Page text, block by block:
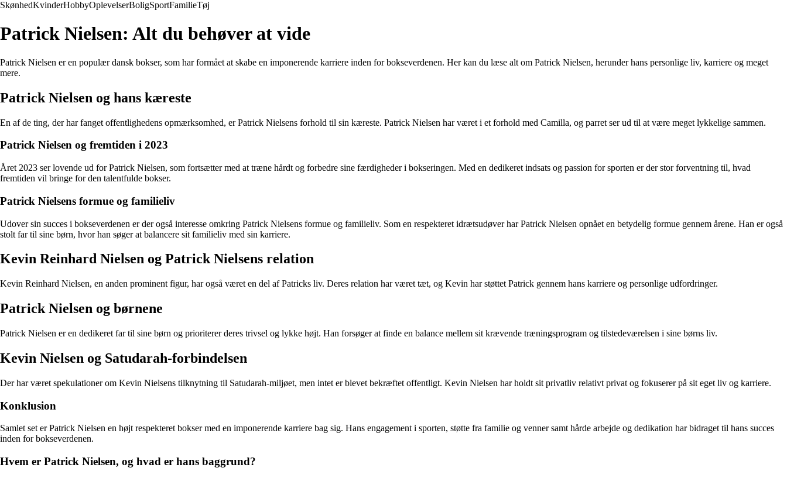
SkønhedKvinderHobbyOplevelserBoligSportFamilieTøj
Patrick Nielsen: Alt du behøver at vide
Patrick Nielsen er en populær dansk bokser, som har formået at skabe en imponerende karriere inden for bokseverdenen. Her kan du læse alt om Patrick Nielsen, herunder hans personlige liv, karriere og meget
mere.
Patrick Nielsen og hans kæreste
En af de ting, der har fanget offentlighedens opmærksomhed, er Patrick Nielsens forhold til sin kæreste. Patrick Nielsen har været i et forhold med Camilla, og parret ser ud til at være meget lykkelige sammen.
Patrick Nielsen og fremtiden i 2023
Året 2023 ser lovende ud for Patrick Nielsen, som fortsætter med at træne hårdt og forbedre sine færdigheder i bokseringen. Med en dedikeret indsats og passion for sporten er der stor forventning til, hvad
fremtiden vil bringe for den talentfulde bokser.
Patrick Nielsens formue og familieliv
Udover sin succes i bokseverdenen er der også interesse omkring Patrick Nielsens formue og familieliv. Som en respekteret idrætsudøver har Patrick Nielsen opnået en betydelig formue gennem årene. Han er også
stolt far til sine børn, hvor han søger at balancere sit familieliv med sin karriere.
Kevin Reinhard Nielsen og Patrick Nielsens relation
Kevin Reinhard Nielsen, en anden prominent figur, har også været en del af Patricks liv. Deres relation har været tæt, og Kevin har støttet Patrick gennem hans karriere og personlige udfordringer.
Patrick Nielsen og børnene
Patrick Nielsen er en dedikeret far til sine børn og prioriterer deres trivsel og lykke højt. Han forsøger at finde en balance mellem sit krævende træningsprogram og tilstedeværelsen i sine børns liv.
Kevin Nielsen og Satudarah-forbindelsen
Der har været spekulationer om Kevin Nielsens tilknytning til Satudarah-miljøet, men intet er blevet bekræftet offentligt. Kevin Nielsen har holdt sit privatliv relativt privat og fokuserer på sit eget liv og karriere.
Konklusion
Samlet set er Patrick Nielsen en højt respekteret bokser med en imponerende karriere bag sig. Hans engagement i sporten, støtte fra familie og venner samt hårde arbejde og dedikation har bidraget til hans succes
inden for bokseverdenen.
Hvem er Patrick Nielsen, og hvad er hans baggrund?